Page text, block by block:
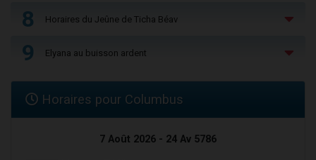
8 Horaires du Jeûne de Ticha Béav
9 Elyana au buisson ardent
Horaires pour Columbus
7 Août 2026 - 24 Av 5786